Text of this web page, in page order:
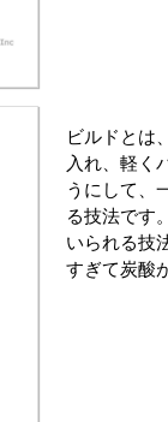
ビルドとは
入れ、軽く
うにして、
る技法です
いられる技
すぎて炭酸